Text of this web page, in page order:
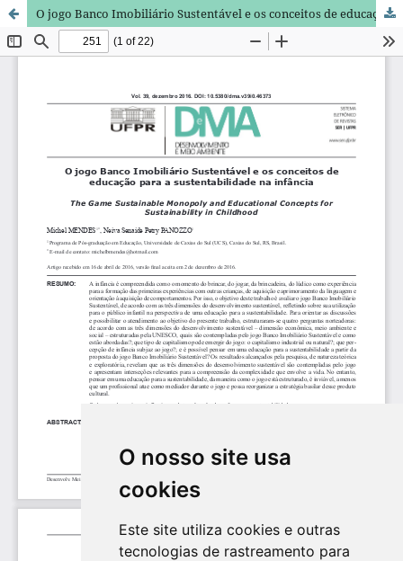
O nosso site usa
cookies
Este site utiliza cookies e outras
tecnologias de rastreamento para
O jogo Banco Imobiliário Sustentável e os conceitos de educação para a sustentabilidade na infância